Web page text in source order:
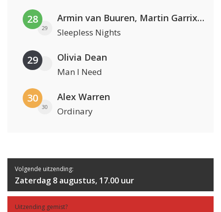
28
29
Armin van Buuren, Martin Garrix & Libby Whitehouse
Sleepless Nights
29 Olivia Dean
Man I Need
30
30
Alex Warren
Ordinary
Volgende uitzending:
Zaterdag 8 augustus, 17.00 uur
Uitzending gemist?